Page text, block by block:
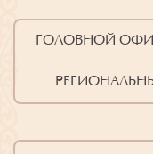
ГОЛОВНОЙ